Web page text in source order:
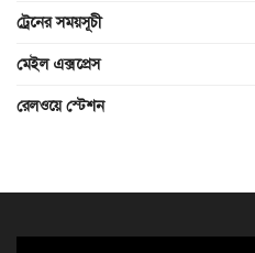
ট্রেনের সময়সূচী
মেইল এক্সপ্রেস
রেলওয়ে স্টেশন